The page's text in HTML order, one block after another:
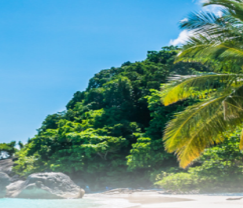
Πρόσθήκη
στην
λίστα
επιθυμιών
EVENTS